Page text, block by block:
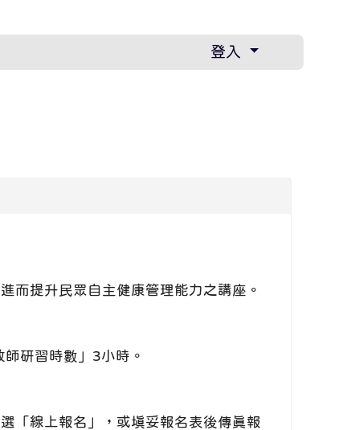
登入
而提升民眾自主健康管理能力之講座。
研習時數」3小時。
「線上報名」，或填妥報名表後傳真報